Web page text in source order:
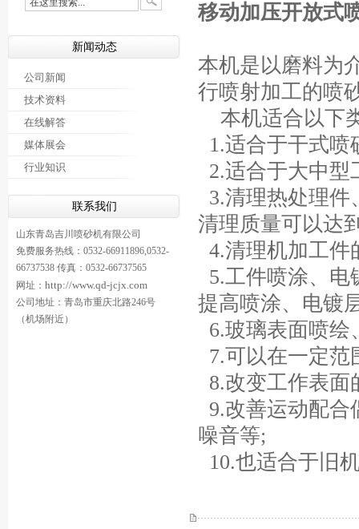
新闻动态
公司新闻
技术资料
在线解答
媒体展会
行业知识
联系我们
山东青岛吉川喷砂机有限公司
免费服务热线：0532-66911896,0532-
66737538 传真：0532-66737565
网址： http://www.qd-jcjx.com
公司地址：青岛市重庆北路246号
（机场附近）
移动加压开放式
本机是以磨料为
行喷射加工的喷
本机适合以下
1.适合于干式喷
2.适合于大中型
3.清理热处理件
清理质量可以达
4.清理机加工件
5.工件喷涂、电
提高喷涂、电镀
6.玻璃表面喷绘
7.可以在一定范
8.改变工作表面
9.改善运动配合
噪音等;
10.也适合于旧